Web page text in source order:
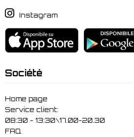
Instagram
Société
Home page
Service client:
08:30 - 13:30\17.00-20.30
FAQ